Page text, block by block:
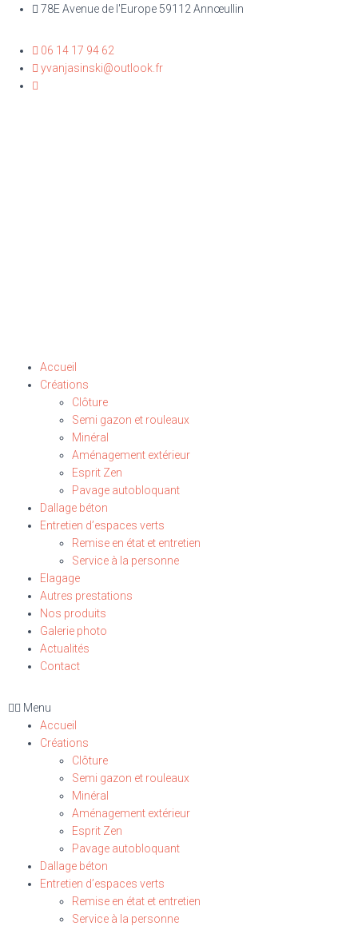
78E Avenue de l'Europe 59112 Annœullin
06 14 17 94 62
yvanjasinski@outlook.fr
Accueil
Créations
Clôture
Semi gazon et rouleaux
Minéral
Aménagement extérieur
Esprit Zen
Pavage autobloquant
Dallage béton
Entretien d’espaces verts
Remise en état et entretien
Service à la personne
Elagage
Autres prestations
Nos produits
Galerie photo
Actualités
Contact
Menu
Accueil
Créations
Clôture
Semi gazon et rouleaux
Minéral
Aménagement extérieur
Esprit Zen
Pavage autobloquant
Dallage béton
Entretien d’espaces verts
Remise en état et entretien
Service à la personne